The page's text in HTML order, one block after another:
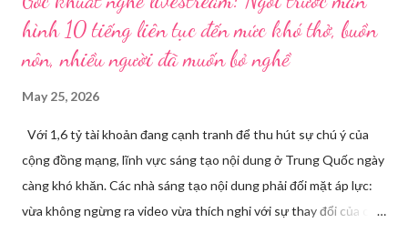
hình 10 tiếng liên tục đến mức khó thở, buồn
nôn, nhiều người đã muốn bỏ nghề
May 25, 2026
Với 1,6 tỷ tài khoản đang cạnh tranh để thu hút sự chú ý của
cộng đồng mạng, lĩnh vực sáng tạo nội dung ở Trung Quốc ngày
càng khó khăn. Các nhà sáng tạo nội dung phải đối mặt áp lực:
vừa không ngừng ra video vừa thích nghi với sự thay đổi của các